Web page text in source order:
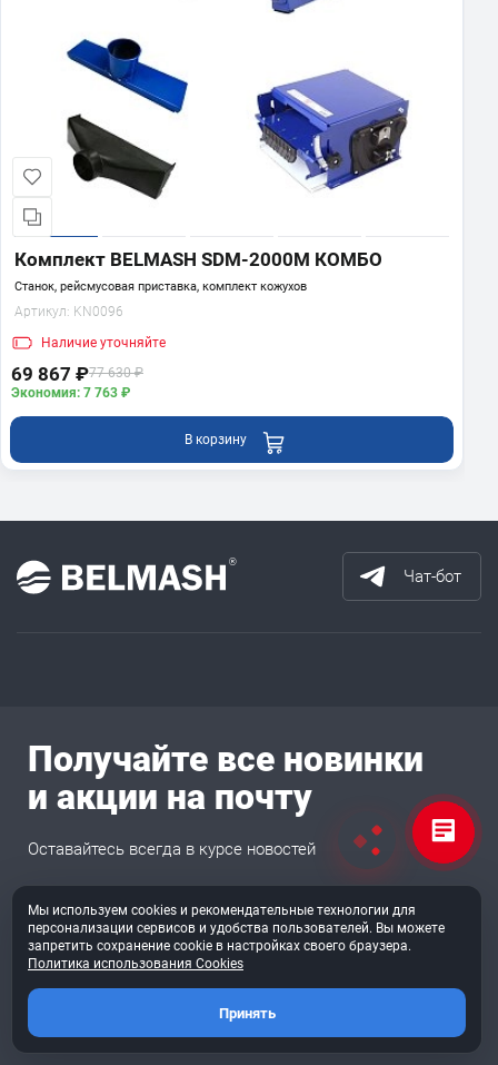
Комплект BELMASH SDM-2000M КОМБО
Станок, рейсмусовая приставка, комплект кожухов
Артикул: KN0096
Наличие уточняйте
69 867 ₽77 630 ₽
Экономия: 7 763 ₽
В корзину
Чат-бот
Получайте все новинки
и акции на почту
Оставайтесь всегда в курсе новостей
Подписаться
Мы используем cookies и рекомендательные технологии для
персонализации сервисов и удобства пользователей. Вы можете
запретить сохранение cookie в настройках своего браузера.
Политика использования Cookies
Принять